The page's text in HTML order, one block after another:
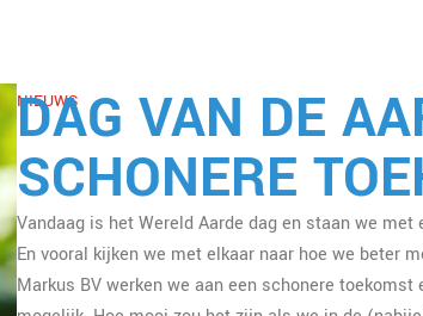
NIEUWS
DAG VAN DE
SCHONERE
Vandaag is het Wereld Aarde dag en staan we
En vooral kijken we met elkaar naar hoe we beter
Markus BV werken we aan een schonere